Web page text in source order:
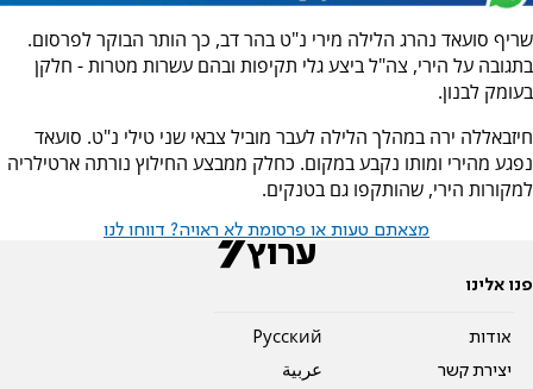
שריף סועאד נהרג הלילה מירי נ"ט בהר דב, כך הותר הבוקר לפרסום.
בתגובה על הירי, צה"ל ביצע גלי תקיפות ובהם עשרות מטרות - חלקן
בעומק לבנון.
חיזבאללה ירה במהלך הלילה לעבר מוביל צבאי שני טילי נ"ט. סועאד
נפגע מהירי ומותו נקבע במקום. כחלק ממבצע החילוץ נורתה ארטילריה
למקורות הירי, שהותקפו גם בטנקים.
מצאתם טעות או פרסומת לא ראויה? דווחו לנו
פנו אלינו
אודות
יצירת קשר
Pусский
عربية